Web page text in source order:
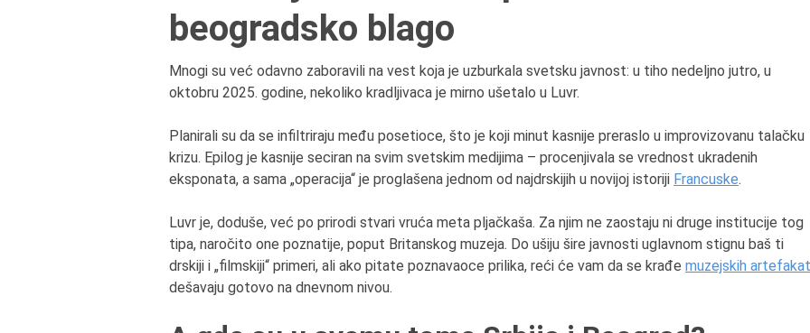
beogradsko blago
Mnogi su već odavno zaboravili na vest koja je uzburkala svetsku javnost: u tiho nedeljno jutro, u
oktobru 2025. godine, nekoliko kradljivaca je mirno ušetalo u Luvr.
Planirali su da se infiltriraju među posetioce, što je koji minut kasnije preraslo u improvizovanu talačku
krizu. Epilog je kasnije seciran na svim svetskim medijima – procenjivala se vrednost ukradenih
eksponata, a sama „operacija“ je proglašena jednom od najdrskijih u novijoj istoriji Francuske.
Luvr je, doduše, već po prirodi stvari vruća meta pljačkaša. Za njim ne zaostaju ni druge institucije tog
tipa, naročito one poznatije, poput Britanskog muzeja. Do ušiju šire javnosti uglavnom stignu baš ti
drskiji i „filmskiji“ primeri, ali ako pitate poznavaoce prilika, reći će vam da se krađe muzejskih
dešavaju gotovo na dnevnom nivou.
rad, čime je simbolično
od Save i Dunava.